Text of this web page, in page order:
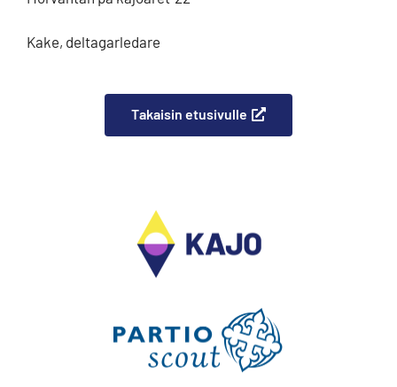
Kake, deltagarledare
Takaisin etusivulle